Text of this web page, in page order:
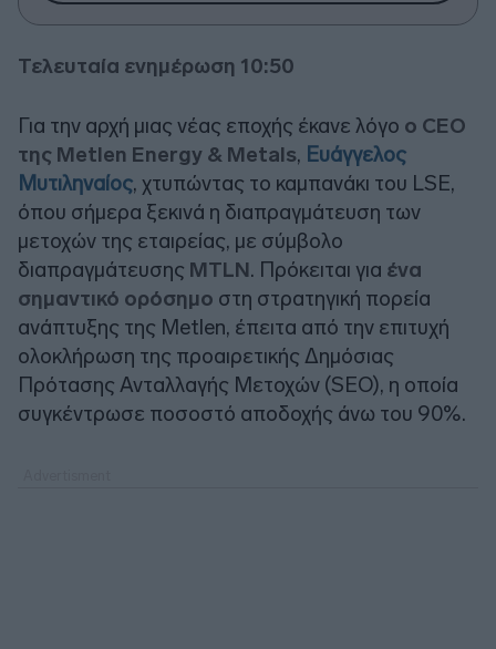
Τελευταία ενημέρωση 10:50
Για την αρχή μιας νέας εποχής έκανε λόγο ο CEO
της Metlen Energy & Metals, Ευάγγελος
Μυτιληναίος, χτυπώντας το καμπανάκι του LSE,
όπου σήμερα ξεκινά η διαπραγμάτευση των
μετοχών της εταιρείας, με σύμβολο
διαπραγμάτευσης MTLN. Πρόκειται για ένα
σημαντικό ορόσημο στη στρατηγική πορεία
ανάπτυξης της Metlen, έπειτα από την επιτυχή
ολοκλήρωση της προαιρετικής Δημόσιας
Πρότασης Ανταλλαγής Μετοχών (SEO), η οποία
συγκέντρωσε ποσοστό αποδοχής άνω του 90%.